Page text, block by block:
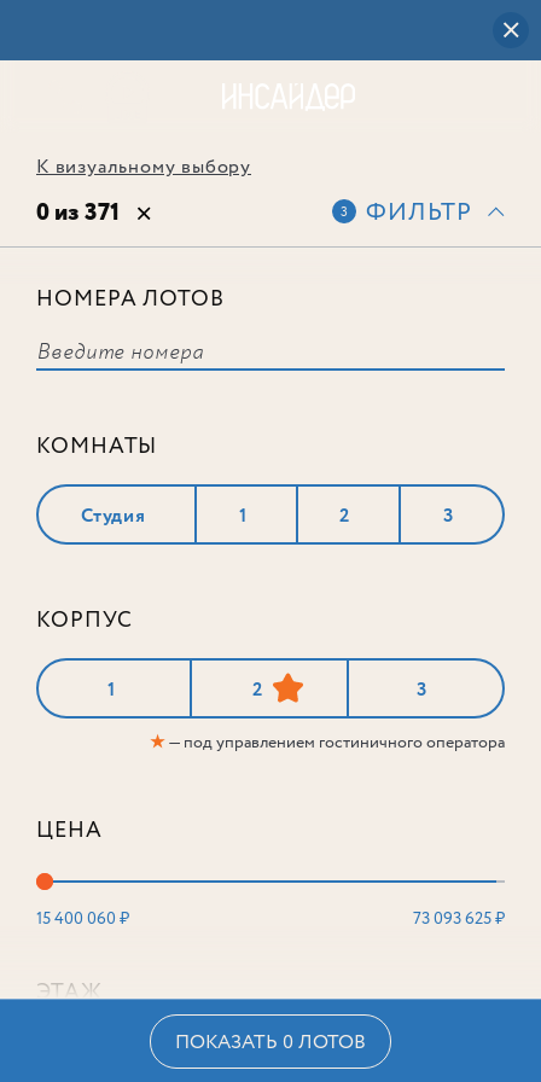
К визуальному выбору
0 из 371 3 ФИЛЬТР
НОМЕРА ЛОТОВ
КОМНАТЫ
Студия 1 2 3
КОРПУС
1 2 3
★— под управлением гостиничного оператора
ЦЕНА
15 400 060 ₽ 73 093 625 ₽
ЭТАЖ
ПОКАЗАТЬ 0 ЛОТОВ
соответствует ни одного лота